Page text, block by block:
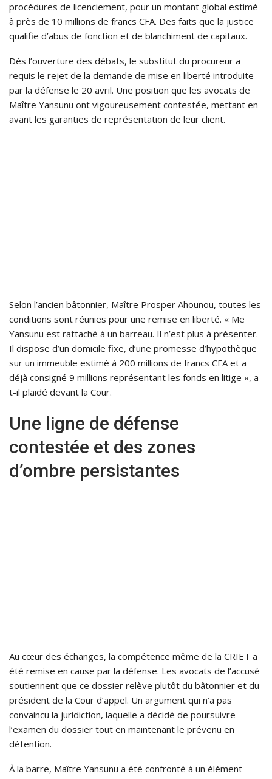
procédures de licenciement, pour un montant global estimé
à près de 10 millions de francs CFA. Des faits que la justice
qualifie d’abus de fonction et de blanchiment de capitaux.
Dès l’ouverture des débats, le substitut du procureur a
requis le rejet de la demande de mise en liberté introduite
par la défense le 20 avril. Une position que les avocats de
Maître Yansunu ont vigoureusement contestée, mettant en
avant les garanties de représentation de leur client.
Selon l’ancien bâtonnier, Maître Prosper Ahounou, toutes les
conditions sont réunies pour une remise en liberté. « Me
Yansunu est rattaché à un barreau. Il n’est plus à présenter.
Il dispose d’un domicile fixe, d’une promesse d’hypothèque
sur un immeuble estimé à 200 millions de francs CFA et a
déjà consigné 9 millions représentant les fonds en litige », a-
t-il plaidé devant la Cour.
Une ligne de défense
contestée et des zones
d’ombre persistantes
Au cœur des échanges, la compétence même de la CRIET a
été remise en cause par la défense. Les avocats de l’accusé
soutiennent que ce dossier relève plutôt du bâtonnier et du
président de la Cour d’appel. Un argument qui n’a pas
convaincu la juridiction, laquelle a décidé de poursuivre
l’examen du dossier tout en maintenant le prévenu en
détention.
À la barre, Maître Yansunu a été confronté à un élément